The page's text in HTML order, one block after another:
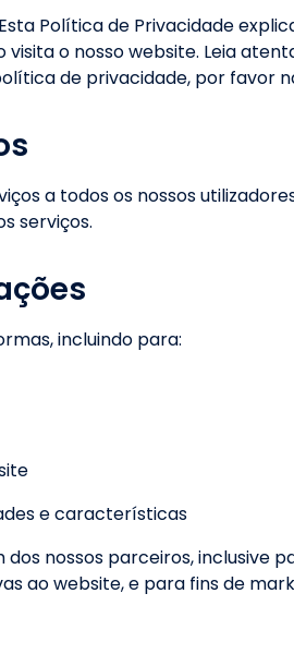
Política de Privacidade
o nosso website. Leia
de privacidade, por favor
a todos os nossos
serviços.
incluindo para:
e características
nossos parceiros, inclusive
ao website, e para fins de